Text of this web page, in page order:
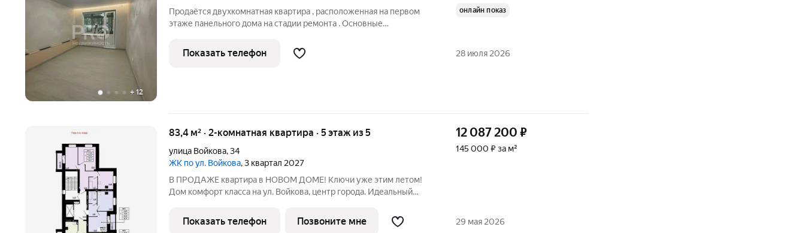
+ 12
Продаётся двухкомнатная квартира , расположенная на первом
этаже панельного дома на стадии ремонта . Основные
м2 - изолированные комнаты - раздельный санузел - пластиковые
двухкамерные
онлайн показ
Показать телефон 28 июля 2026
83,4 м² · 2-комнатная квартира · 5 этаж из 5
улица Войкова,34
ЖК по ул. Войкова, 3 квартал 2027
В ПРОДАЖЕ квартира в НОВОМ ДОМЕ! Ключи уже этим летом!
Дом комфорт класса на ул. Войкова, центр города. Идеальный
льготных условиях. Дом из керамического кирпича 5 этажей, 15
квартир, 3
12 087 200 ₽
145 000 ₽ за м²
Показать телефон Позвоните мне 29 мая 2026